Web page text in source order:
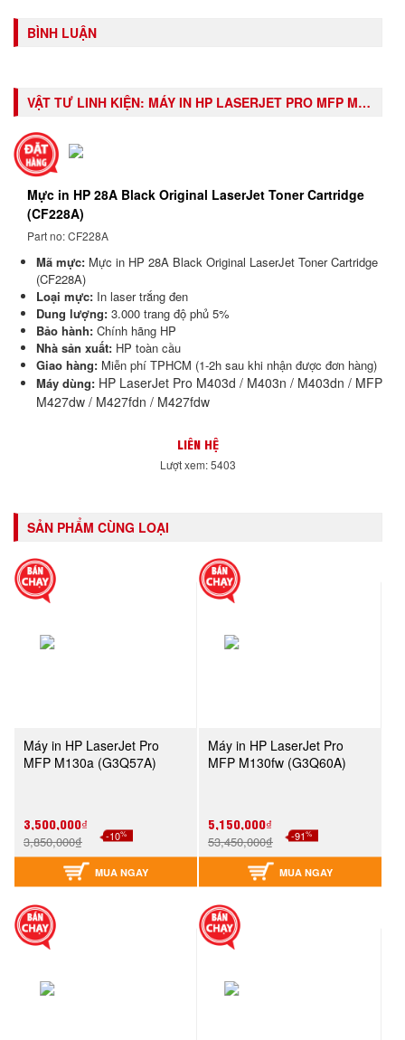
BÌNH LUẬN
VẬT TƯ LINH KIỆN: MÁY IN HP LASERJET PRO MFP M427FDN (C5F98A)
Mực in HP 28A Black Original LaserJet Toner Cartridge
(CF228A)
Part no: CF228A
Mã mực: Mực in HP 28A Black Original LaserJet Toner Cartridge
(CF228A)
Loại mực: In laser trắng đen
Dung lượng: 3.000 trang độ phủ 5%
Bảo hành: Chính hãng HP
Nhà sản xuất: HP toàn cầu
Giao hàng: Miễn phí TPHCM (1-2h sau khi nhận được đơn hàng)
Máy dùng: HP LaserJet Pro M403d / M403n / M403dn / MFP
M427dw / M427fdn / M427fdw
LIÊN HỆ
Lượt xem: 5403
SẢN PHẨM CÙNG LOẠI
Máy in HP LaserJet Pro
MFP M130a (G3Q57A)
3,500,000₫
3,850,000₫ -10%
MUA NGAY
Máy in HP LaserJet Pro
MFP M130fw (G3Q60A)
5,150,000₫
53,450,000₫ -91%
MUA NGAY